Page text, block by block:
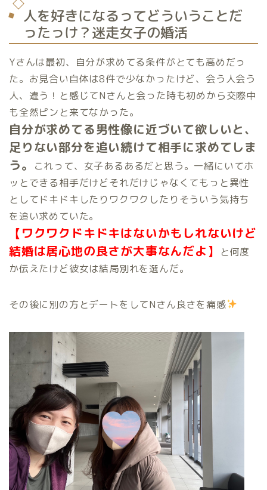
人を好きになるってどういうことだ
ったっけ？迷走女子の婚活
Yさんは最初、自分が求めてる条件がとても高めだっ
た。お見合い自体は8件で少なかったけど、会う人会う
人、違う！と感じてNさんと会った時も初めから交際中
も全然ピンと来てなかった。
自分が求めてる男性像に近づいて欲しいと、
足りない部分を追い続けて相手に求めてしま
う。
これって、女子あるあるだと思う。一緒にいてホ
ッとできる相手だけどそれだけじゃなくてもっと異性
としてドキドキしたりワクワクしたりそういう気持ち
を追い求めていた。
【ワクワクドキドキはないかもしれないけど
結婚は居心地の良さが大事なんだよ】
と何度
か伝えたけど彼女は結局別れを選んだ。
その後に別の方とデートをしてNさん良さを痛感